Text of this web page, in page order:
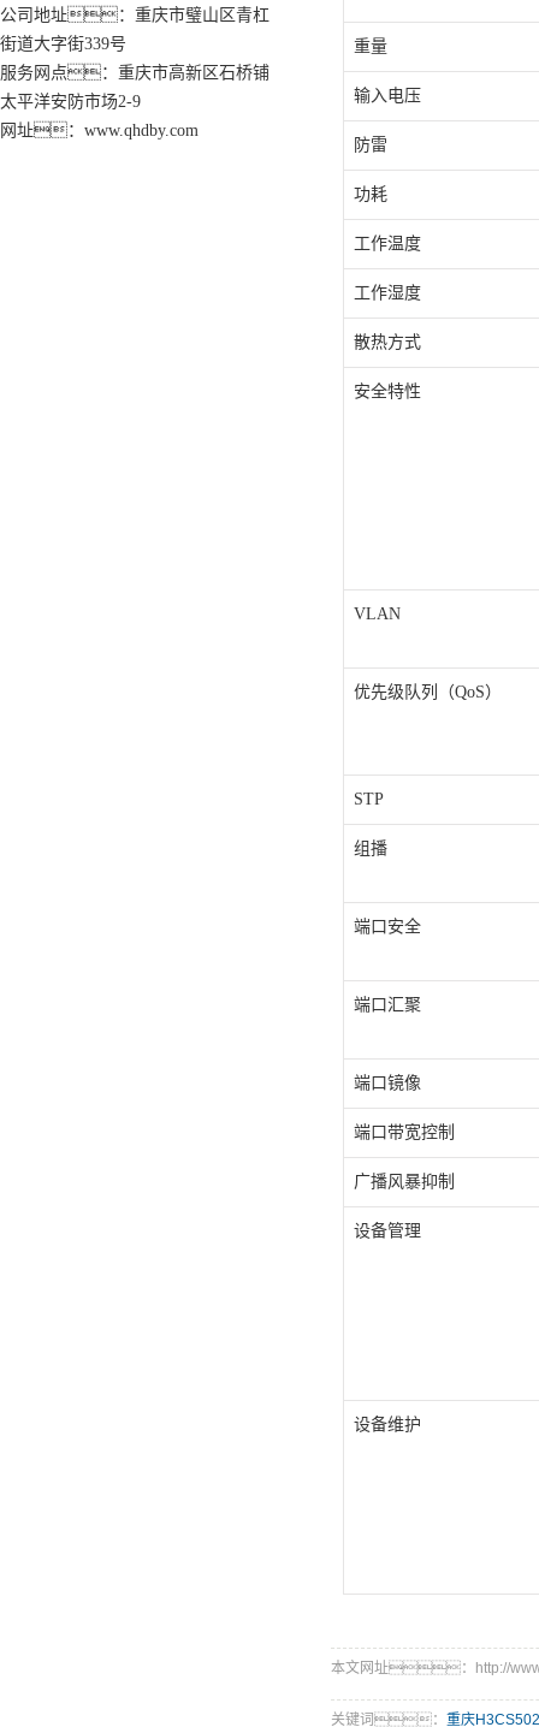
公司地址：重庆市璧山区青杠
街道大字街339号
服务网点：重庆市高新区石桥铺
太平洋安防市场2-9
网址：www.qhdby.com
重量
输入电压
防雷
功耗
工作温度
工作湿度
散热方式
安全特性
VLAN
优先级队列（QoS）
STP
组播
端口安全
端口汇聚
端口镜像
端口带宽控制
广播风暴抑制
设备管理
设备维护
本文网址：http://
关键词： 重庆